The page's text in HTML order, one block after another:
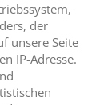
der
unsere Seite
IP-Adresse.